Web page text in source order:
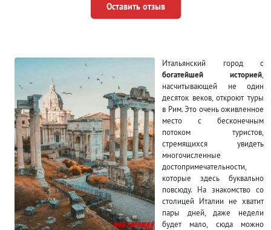
Оставить отзыв
Итальянский город с
богатейшей историей
насчитывающей не один
десяток веков, откроют туры
в Рим. Это очень оживленное
место с бесконечным
потоком туристов,
стремящихся увидеть
многочисленные
достопримечательности,
которые здесь буквально
повсюду. На знакомство со
столицей Италии не хватит
пары дней, даже недели
будет мало, сюда можно